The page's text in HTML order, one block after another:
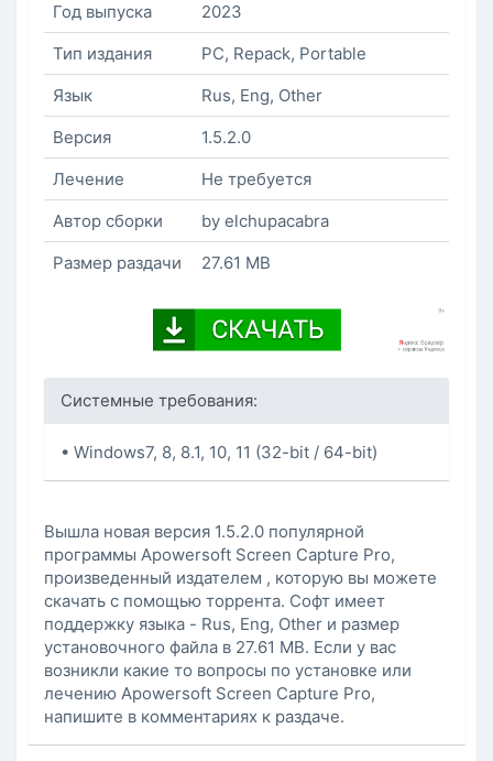
Год выпуска
2023
Тип издания
PC, Repack, Portable
Язык
Rus, Eng, Other
Версия
1.5.2.0
Лечение
Не требуется
Автор сборки
by elchupacabra
Размер раздачи
27.61 MB
Системные требования:
• Windows7, 8, 8.1, 10, 11 (32-bit / 64-bit)
Вышла новая версия 1.5.2.0 популярной
программы Apowersoft Screen Capture Pro,
произведенный издателем , которую вы можете
скачать с помощью торрента. Софт имеет
поддержку языка - Rus, Eng, Other и размер
установочного файла в 27.61 MB. Если у вас
возникли какие то вопросы по установке или
лечению Apowersoft Screen Capture Pro,
напишите в комментариях к раздаче.